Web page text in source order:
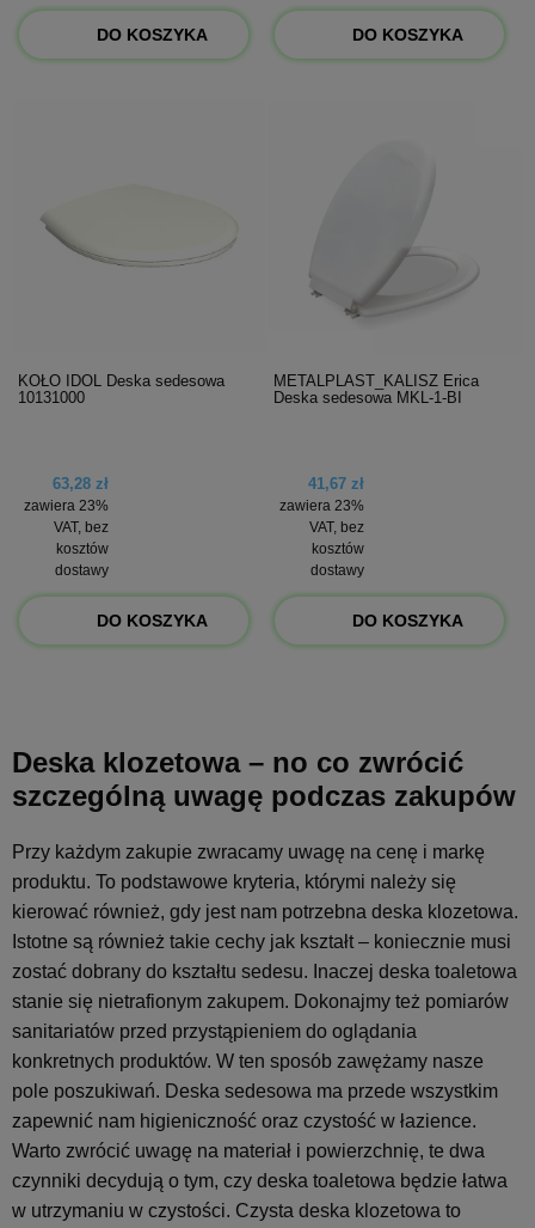
DO KOSZYKA DO KOSZYKA
KOŁO IDOL Deska sedesowa
10131000
63,28 zł
zawiera 23%
VAT, bez
kosztów
dostawy
DO KOSZYKA
METALPLAST_KALISZ Erica
Deska sedesowa MKL-1-BI
41,67 zł
zawiera 23%
VAT, bez
kosztów
dostawy
DO KOSZYKA
Deska klozetowa – no co zwrócić
szczególną uwagę podczas zakupów
Przy każdym zakupie zwracamy uwagę na cenę i markę
produktu. To podstawowe kryteria, którymi należy się
kierować również, gdy jest nam potrzebna deska klozetowa.
Istotne są również takie cechy jak kształt – koniecznie musi
zostać dobrany do kształtu sedesu. Inaczej deska toaletowa
stanie się nietrafionym zakupem. Dokonajmy też pomiarów
sanitariatów przed przystąpieniem do oglądania
konkretnych produktów. W ten sposób zawężamy nasze
pole poszukiwań. Deska sedesowa ma przede wszystkim
zapewnić nam higieniczność oraz czystość w łazience.
Warto zwrócić uwagę na materiał i powierzchnię, te dwa
czynniki decydują o tym, czy deska toaletowa będzie łatwa
w utrzymaniu w czystości. Czysta deska klozetowa to